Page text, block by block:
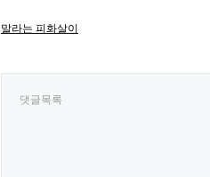
말라는 피화살이
댓글목록